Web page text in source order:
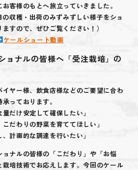
客様のもとへ旅立っていきました。
収穫・出荷のみずみずしい様子をショ
すので、ぜひご覧ください！）
ケールショート動画
ョナルの皆様へ「受注栽培」の
ヤー様、飲食店様などのご要望に合わ
っております。
だけ安定して確保したい」
こだわりの野菜を育ててほしい」
計画的な調達を行いたい」
ナルの皆様の「こだわり」や「お悩
培技術でお応えします。今回のケール